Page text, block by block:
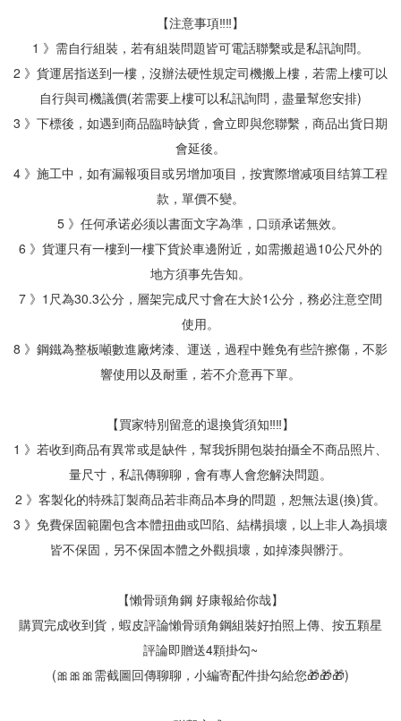
【注意事項‼‼】
1 》需自行組裝，若有組裝問題皆可電話聯繫或是私訊詢問。
2 》貨運居指送到一樓，沒辦法硬性規定司機搬上樓，若需上樓可以
自行與司機議價(若需要上樓可以私訊詢問，盡量幫您安排)
3 》下標後，如遇到商品臨時缺貨，會立即與您聯繫，商品出貨日期
會延後。
4 》施工中，如有漏報项目或另增加项目，按實際增减项目结算工程
款，單價不變。
5 》任何承诺必须以書面文字為準，口頭承诺無效。
6 》貨運只有一樓到一樓下貨於車邊附近，如需搬超過10公尺外的
地方須事先告知。
7 》1尺為30.3公分，層架完成尺寸會在大於1公分，務必注意空間
使用。
8 》鋼鐵為整板噸數進廠烤漆、運送，過程中難免有些許擦傷，不影
響使用以及耐重，若不介意再下單。
【買家特別留意的退換貨須知‼‼】
1 》若收到商品有異常或是缺件，幫我拆開包裝拍攝全不商品照片、
量尺寸，私訊傳聊聊，會有專人會您解決問題。
2 》客製化的特殊訂製商品若非商品本身的問題，恕無法退(換)貨。
3 》免費保固範圍包含本體扭曲或凹陷、結構損壞，以上非人為損壞
皆不保固，另不保固本體之外觀損壞，如掉漆與髒汙。
【懶骨頭角鋼 好康報給你哉】
購買完成收到貨，蝦皮評論懶骨頭角鋼組裝好拍照上傳、按五顆星
評論即贈送4顆掛勾~
(🎀🎀🎀需截圖回傳聊聊，小編寄配件掛勾給您🎁🎁🎁)